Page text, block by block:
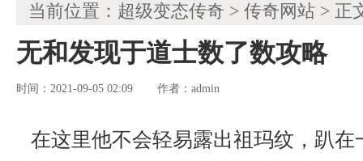
当前位置： 超级变态传奇 > 传奇网站 > 正
无和发现于道士数了数攻略
时间：2021-09-05 02:09 作者： admin
在这里他不会轻易露出祖玛纹，趴在